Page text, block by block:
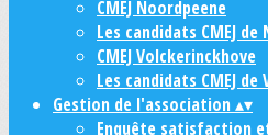
CMEJ Noordpeene
Les candidats CMEJ
CMEJ Volckerinckhove
Les candidats CMEJ
Gestion de l'association▴▾
Enquête satisfaction